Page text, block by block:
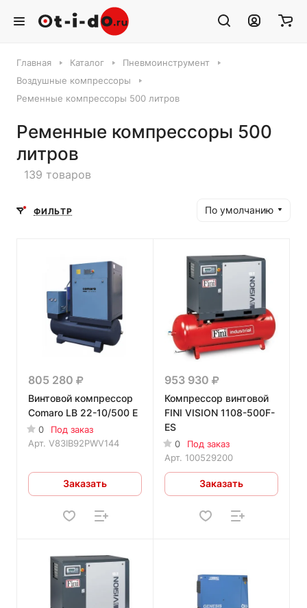
Главная Каталог
Пневмоинструмент
Воздушные компрессоры
Ременные компрессоры 500 литров
Ременные компрессоры 500
литров
139 товаров
ФИЛЬТР По умолчанию
805 280
Винтовой компрессор
Comaro LB 22-10/500 E
0
Под заказ
Арт. V83IB92PWV144
Заказать
953 930
Компрессор винтовой
FINI VISION 1108-500F-
ES
0
Под заказ
Арт. 100529200
Заказать